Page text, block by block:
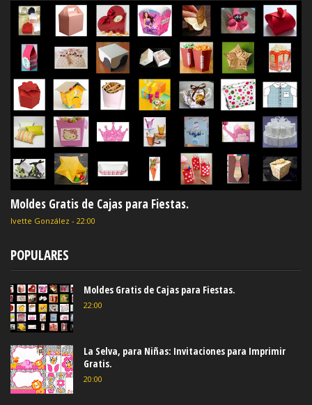
Moldes Gratis de Cajas para Fiestas.
Ivette González - 22:00
POPULARES
Moldes Gratis de Cajas para Fiestas.
22:00
La Selva, para Niñas: Invitaciones para Imprimir
Gratis.
20:00